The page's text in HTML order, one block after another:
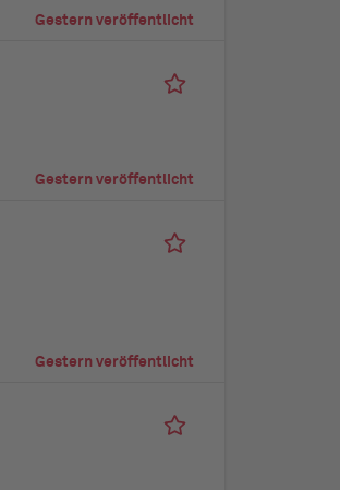
Gestern veröffentlicht
Gestern veröffentlicht
Gestern veröffentlicht